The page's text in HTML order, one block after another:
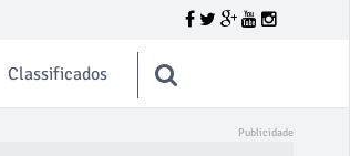
Classificados